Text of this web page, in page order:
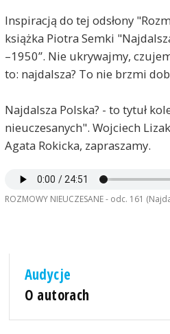
Inspiracją do tej odsłony
książka Piotra Semki
–1950”. Nie ukrywajmy,
to: najdalsza? To nie brzmi
Najdalsza Polska? - to tytuł
nieuczesanych". Wojciech
Agata Rokicka, zapraszamy.
ROZMOWY NIEUCZESANE - odc. 161
Audycje
O autorach